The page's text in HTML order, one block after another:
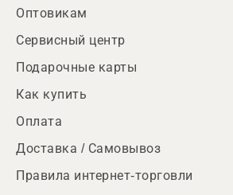
Оптовикам
Сервисный центр
Подарочные карты
Как купить
Оплата
Доставка / Самовывоз
Правила интернет-торговли